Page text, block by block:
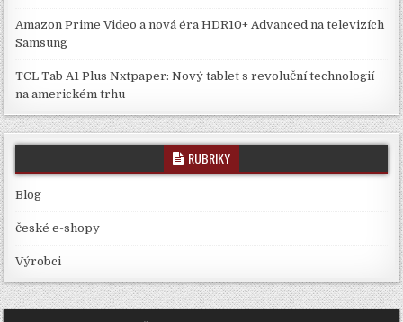
Amazon Prime Video a nová éra HDR10+ Advanced na televizích
Samsung
TCL Tab A1 Plus Nxtpaper: Nový tablet s revoluční technologií
na americkém trhu
RUBRIKY
Blog
české e-shopy
Výrobci